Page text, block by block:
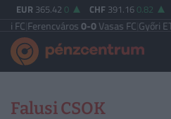
EUR 365.42 0 CHF 391.16 0.82
Ferencváros0-0Vasas FC|Győri ETO FC
Falusi CSOK